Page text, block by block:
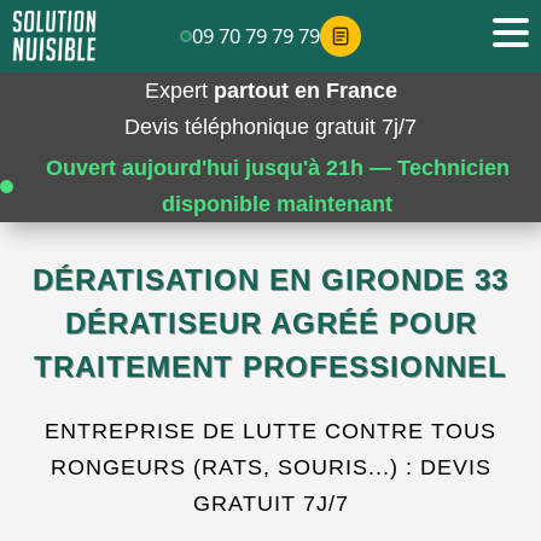
Expert partout en France
Devis téléphonique gratuit 7j/7
Ouvert aujourd'hui jusqu'à 21h — Technicien
disponible maintenant
DÉRATISATION EN GIRONDE 33
DÉRATISEUR AGRÉÉ POUR
TRAITEMENT PROFESSIONNEL
ENTREPRISE DE LUTTE CONTRE TOUS
RONGEURS (RATS, SOURIS...) : DEVIS
GRATUIT 7J/7
09 70 79 79 79